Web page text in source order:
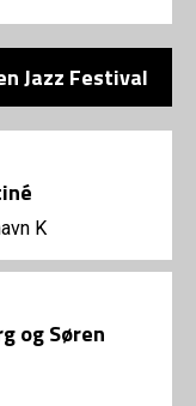
Jazz Festival
K
og Søren